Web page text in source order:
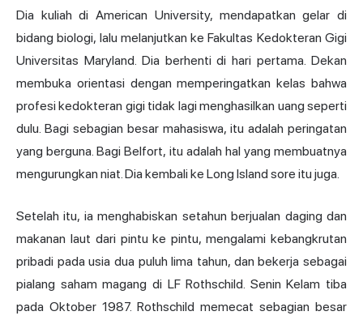
Dia kuliah di American University, mendapatkan gelar di
bidang biologi, lalu melanjutkan ke Fakultas Kedokteran Gigi
Universitas Maryland. Dia berhenti di hari pertama. Dekan
membuka orientasi dengan memperingatkan kelas bahwa
profesi kedokteran gigi tidak lagi menghasilkan uang seperti
dulu. Bagi sebagian besar mahasiswa, itu adalah peringatan
yang berguna. Bagi Belfort, itu adalah hal yang membuatnya
mengurungkan niat. Dia kembali ke Long Island sore itu juga.
Setelah itu, ia menghabiskan setahun berjualan daging dan
makanan laut dari pintu ke pintu, mengalami kebangkrutan
pribadi pada usia dua puluh lima tahun, dan bekerja sebagai
pialang saham magang di LF Rothschild. Senin Kelam tiba
pada Oktober 1987. Rothschild memecat sebagian besar